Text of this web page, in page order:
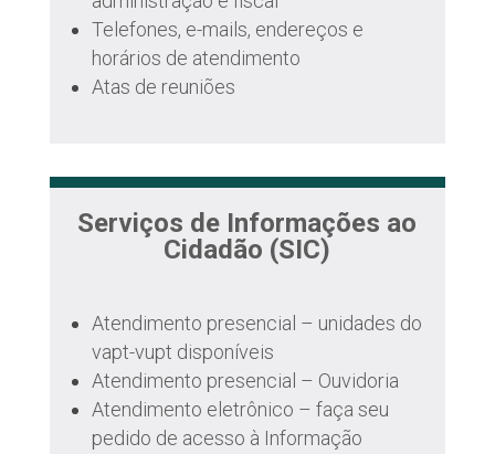
Telefones, e-mails, endereços e
horários de atendimento
Atas de reuniões
Serviços de Informações ao
Cidadão (SIC)
Atendimento presencial – unidades do
vapt-vupt disponíveis
Atendimento presencial – Ouvidoria
Atendimento eletrônico – faça seu
pedido de acesso à Informação